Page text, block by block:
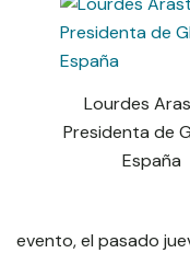
Lourdes
Presidenta de
España
evento, el pasado